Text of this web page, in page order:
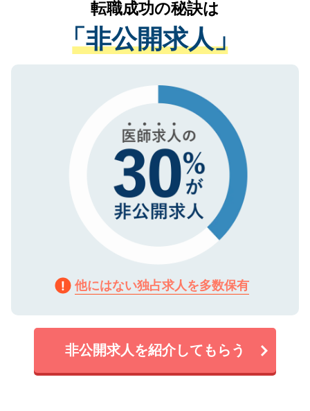
は、個人情報の取り扱いについての厳密な
管理基準を満たした事業者のみに付与され
る、プライバシーマークを取得済みです。
で、機密保持に関してもご安心ください。
経験をまじえながら、適切なアドバイスを
させていただきます。すぐにご転職をされ
ない方には、長期的なサポートが可能です
ので、まずはご登録ください。
転職成功の秘訣は
「非公開求人」
他にはない独占求人を多数保有
非公開求人を紹介してもらう